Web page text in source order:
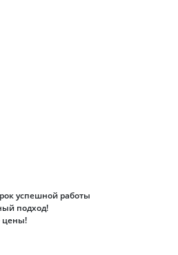
успешной работы
подход!
цены!